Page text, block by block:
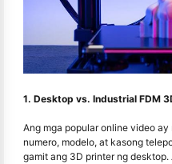
1. Desktop vs. Industrial FDM
Ang mga popular online video
numero, modelo, at kasong
gamit ang 3D printer ng